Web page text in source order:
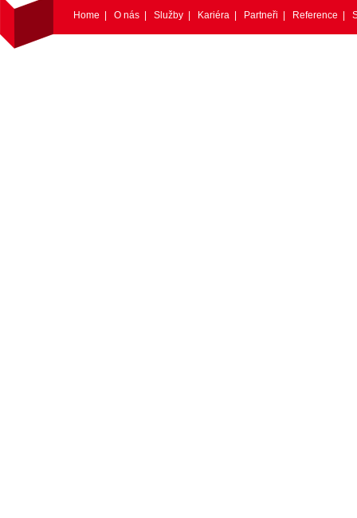
Home O nás Služby Kariéra Partneři Reference